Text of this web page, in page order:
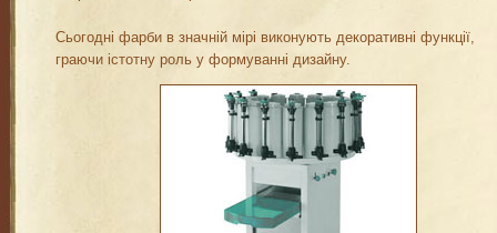
Сьогодні фарби в значній мірі виконують декоративні функції,
граючи істотну роль у формуванні дизайну.